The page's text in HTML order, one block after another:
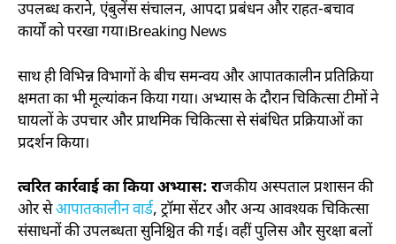
उपलब्ध कराने, एंबुलेंस संचालन, आपदा प्रबंधन और राहत-बचाव
कार्यों को परखा गया।Breaking News
साथ ही विभिन्न विभागों के बीच समन्वय और आपातकालीन प्रतिक्रिया
क्षमता का भी मूल्यांकन किया गया। अभ्यास के दौरान चिकित्सा टीमों ने
घायलों के उपचार और प्राथमिक चिकित्सा से संबंधित प्रक्रियाओं का
प्रदर्शन किया।
त्वरित कार्रवाई का किया अभ्यास: ​राजकीय अस्पताल प्रशासन की
ओर सेआपातकालीन वार्ड, ट्रॉमा सेंटर और अन्य आवश्यक चिकित्सा
संसाधनों की उपलब्धता सुनिश्चित की गई। वहीं पुलिस और सुरक्षा बलों